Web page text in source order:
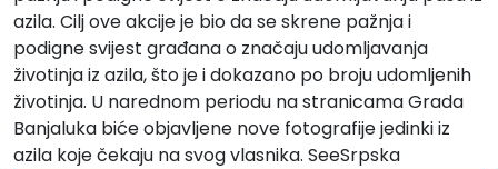
azila. Cilj ove akcije je bio da se skrene pažnja i
podigne svijest građana o značaju udomljavanja
životinja iz azila, što je i dokazano po broju udomljenih
životinja. U narednom periodu na stranicama Grada
Banjaluka biće objavljene nove fotografije jedinki iz
azila koje čekaju na svog vlasnika. SeeSrpska